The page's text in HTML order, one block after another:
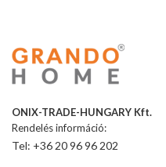
ONIX-TRADE-HUNGARY Kft.
Rendelés információ:
Tel: +36 20 96 96 202